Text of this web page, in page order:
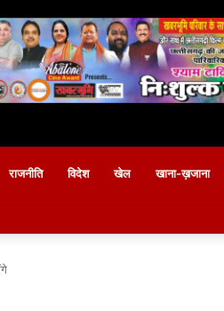
राजनीति विदेश खेल खाना-ख़जाना